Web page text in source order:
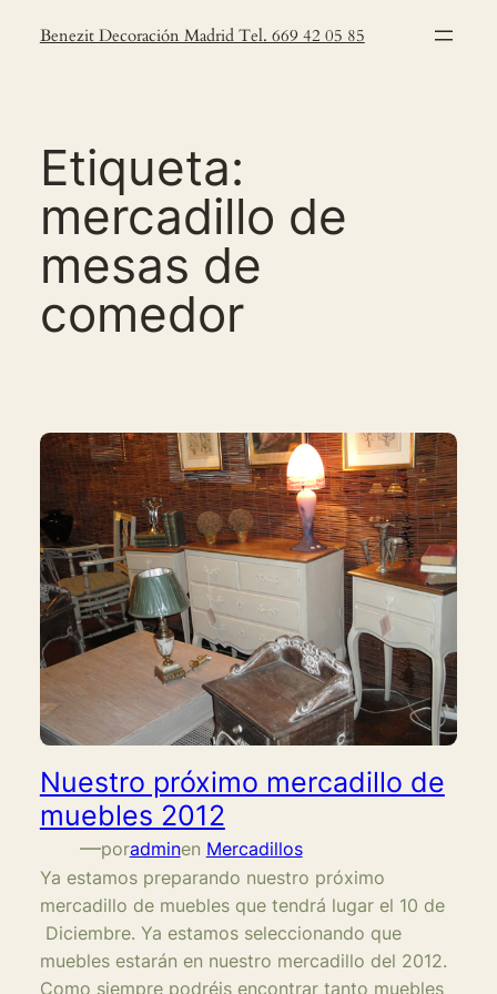
Benezit Decoración Madrid Tel. 669 42 05 85
Etiqueta:
mercadillo de
mesas de
comedor
Nuestro próximo mercadillo de
muebles 2012
—poradminen Mercadillos
Ya estamos preparando nuestro próximo
mercadillo de muebles que tendrá lugar el 10 de
Diciembre. Ya estamos seleccionando que
muebles estarán en nuestro mercadillo del 2012.
Como siempre podréis encontrar tanto muebles